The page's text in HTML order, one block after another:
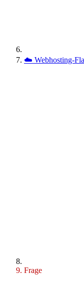
☁️ Webhosting-
Frage